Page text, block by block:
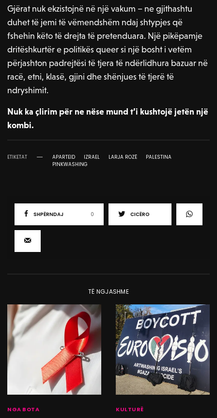
Gjërat nuk ekzistojnë në një vakum – ne gjithashtu
duhet të jemi të vëmendshëm ndaj shtypjes që
fshehin këto të drejta të pretenduara. Një pikëpamje
dritëshkurtër e politikës queer si një bosht i vetëm
përjashton padrejtësi të tjera të ndërlidhura bazuar në
racë, etni, klasë, gjini dhe shënjues të tjerë të
ndryshimit.
Nuk ka çlirim për ne nëse mund t’i kushtojë jetën një
kombi.
ETIKETAT APARTEID IZRAEL LARJA ROZË
PALESTINA
PINKWASHING
SHPËRNDAJ 0 CICËRO
TË NGJASHME
NGA BOTA KULTURË